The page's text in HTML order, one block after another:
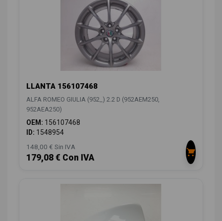
LLANTA 156107468
ALFA ROMEO GIULIA (952_) 2.2 D (952AEM250,
952AEA250)
OEM: 156107468
ID: 1548954
148,00 € Sin IVA
179,08 € Con IVA